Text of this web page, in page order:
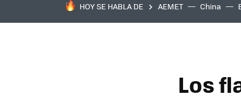
HOY SE HABLA DE AEMET China
Los